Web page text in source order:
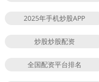
2025年手机炒股APP
炒股炒股配资
全国配资平台排名